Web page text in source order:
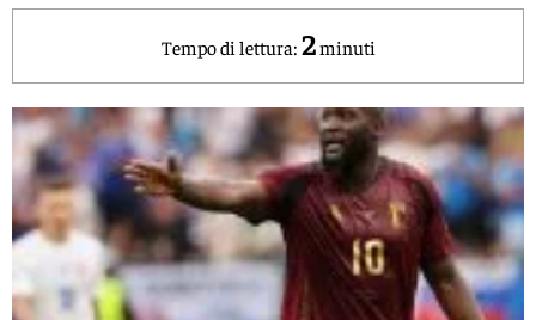
Tempo di lettura: 2minuti